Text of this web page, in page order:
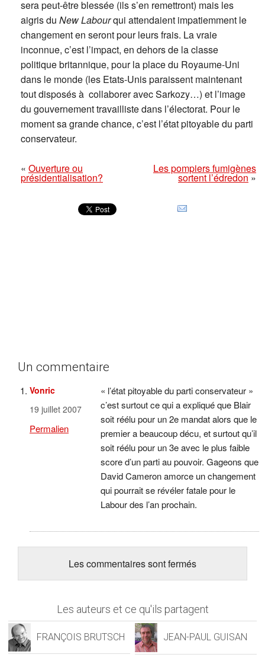
sera peut-être blessée (ils s’en remettront) mais les
aigris du New Labourqui attendaient impatiemment le
changement en seront pour leurs frais. La vraie
inconnue, c’est l’impact, en dehors de la classe
politique britannique, pour la place du Royaume-Uni
dans le monde (les Etats-Unis paraissent maintenant
tout disposés à collaborer avec Sarkozy…) et l’image
du gouvernement travailliste dans l’électorat. Pour le
moment sa grande chance, c’est l’état pitoyable du parti
conservateur.
« Ouverture ou
présidentialisation?
Les pompiers fumigènes
sortent l’édredon»
Un commentaire
Vonric
19 juillet 2007
Permalien
« l’état pitoyable du parti conservateur »
c’est surtout ce qui a expliqué que Blair
soit réélu pour un 2e mandat alors que le
premier a beaucoup décu, et surtout qu’il
soit réélu pour un 3e avec le plus faible
score d’un parti au pouvoir. Gageons que
David Cameron amorce un changement
qui pourrait se révéler fatale pour le
Labour des l’an prochain.
Les commentaires sont fermés
Les auteurs et ce qu'ils partagent
FRANÇOIS BRUTSCH JEAN-PAUL GUISAN